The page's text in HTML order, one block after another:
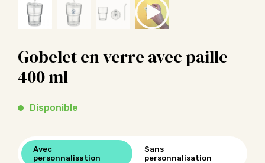
Gobelet en verre avec paille –
400 ml
Disponible
Avec
personnalisation
Sans
personnalisation